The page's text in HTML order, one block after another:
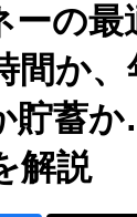
ーの
間か
貯蓄
解説